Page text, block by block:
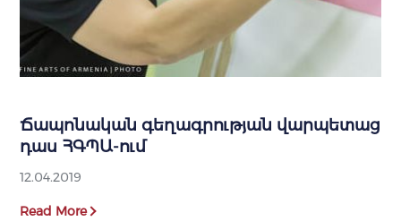
Ճապոնական գեղագրության վարպետաց
դաս ՀԳՊԱ-ում
12.04.2019
Read More